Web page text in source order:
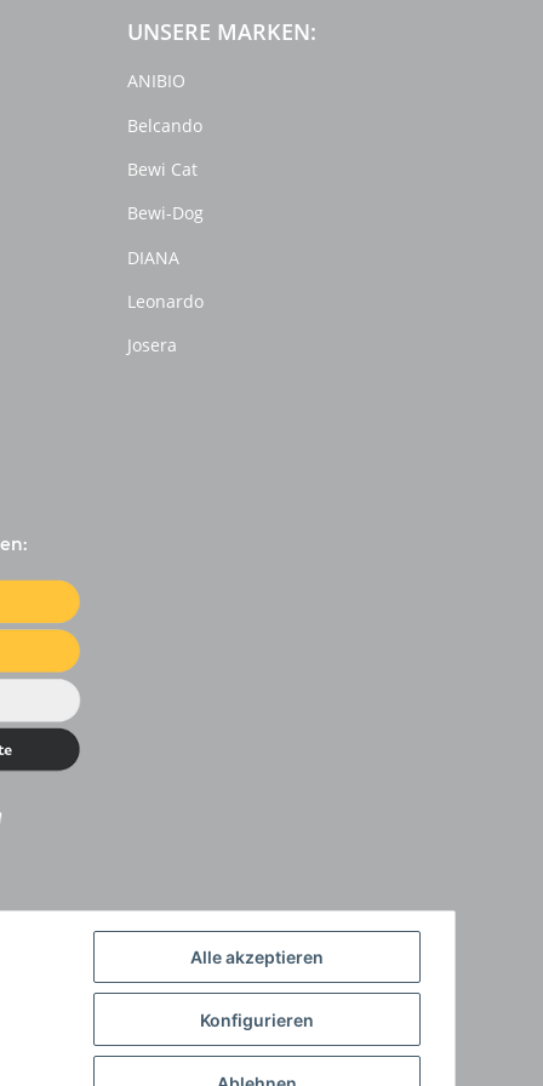
UNSERE MARKEN:
ANIBIO
Belcando
Bewi Cat
Bewi-Dog
DIANA
Leonardo
Josera
Alle akzeptieren
Konfigurieren